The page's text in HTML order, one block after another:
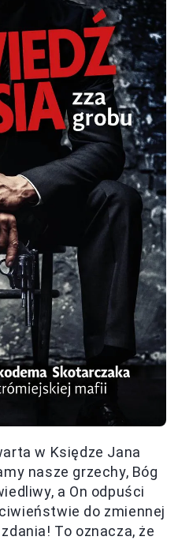
w Księdze Jana
nasze grzechy, Bóg
a On odpuści
do zmiennej
To oznacza, że